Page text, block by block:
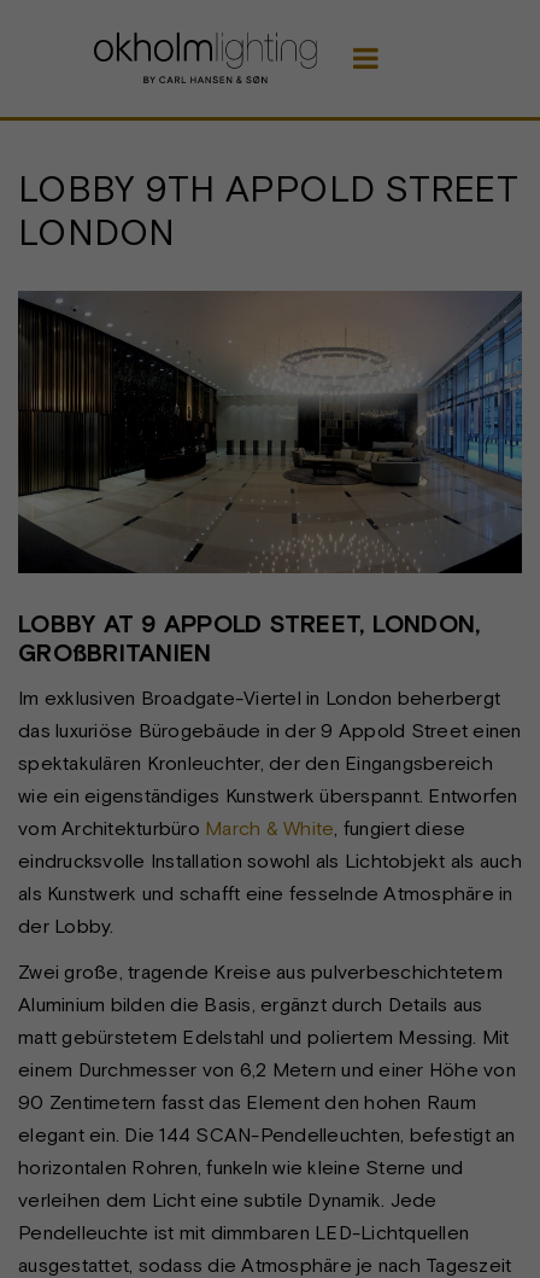

LOBBY 9TH APPOLD STREET
LONDON
LOBBY AT 9 APPOLD STREET, LONDON,
GROßBRITANIEN
Im exklusiven Broadgate-Viertel in London beherbergt
das luxuriöse Bürogebäude in der 9 Appold Street einen
spektakulären Kronleuchter, der den Eingangsbereich
wie ein eigenständiges Kunstwerk überspannt. Entworfen
vom Architekturbüro March & White , fungiert diese
eindrucksvolle Installation sowohl als Lichtobjekt als auch
als Kunstwerk und schafft eine fesselnde Atmosphäre in
der Lobby.
Zwei große, tragende Kreise aus pulverbeschichtetem
Aluminium bilden die Basis, ergänzt durch Details aus
matt gebürstetem Edelstahl und poliertem Messing. Mit
einem Durchmesser von 6,2 Metern und einer Höhe von
90 Zentimetern fasst das Element den hohen Raum
elegant ein. Die 144 SCAN-Pendelleuchten, befestigt an
horizontalen Rohren, funkeln wie kleine Sterne und
verleihen dem Licht eine subtile Dynamik. Jede
Pendelleuchte ist mit dimmbaren LED-Lichtquellen
ausgestattet, sodass die Atmosphäre je nach Tageszeit